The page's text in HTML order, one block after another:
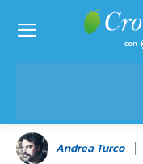
Andrea Turco